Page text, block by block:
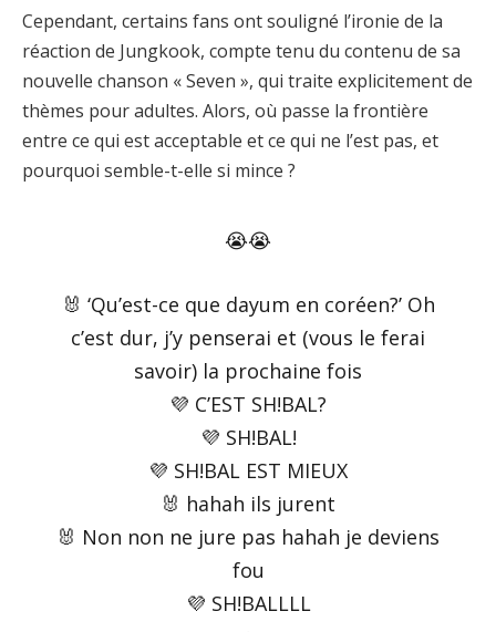
Cependant, certains fans ont souligné l’ironie de la
réaction de Jungkook, compte tenu du contenu de sa
nouvelle chanson « Seven », qui traite explicitement de
thèmes pour adultes. Alors, où passe la frontière
entre ce qui est acceptable et ce qui ne l’est pas, et
pourquoi semble-t-elle si mince ?
😭😭
🐰 ‘Qu’est-ce que dayum en coréen?’ Oh
c’est dur, j’y penserai et (vous le ferai
savoir) la prochaine fois
💜 C’EST SH!BAL?
💜 SH!BAL!
💜 SH!BAL EST MIEUX
🐰 hahah ils jurent
🐰 Non non ne jure pas hahah je deviens
fou
💜 SH!BALLLL